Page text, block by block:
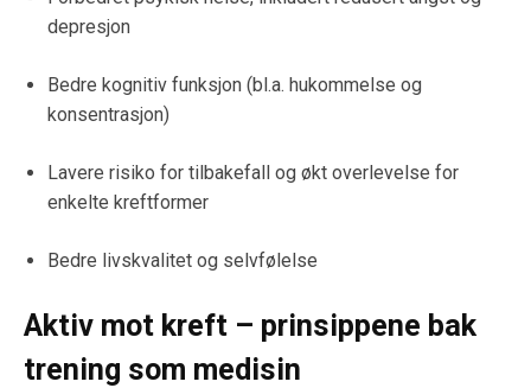
depresjon
Bedre kognitiv funksjon (bl.a. hukommelse og
konsentrasjon)
Lavere risiko for tilbakefall og økt overlevelse for
enkelte kreftformer
Bedre livskvalitet og selvfølelse
Aktiv mot kreft – prinsippene bak
trening som medisin